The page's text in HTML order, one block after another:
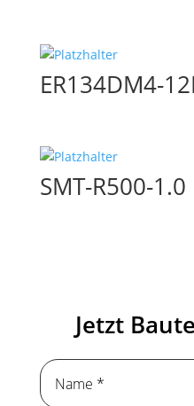
ER134DM4-
SMT-R500-1.0
Jetzt